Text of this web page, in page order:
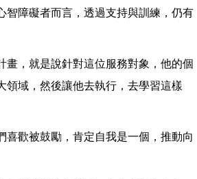
智障礙者而言，透過支持與訓練，仍有
，就是說針對這位服務對象，他的個
領域，然後讓他去執行，去學習這樣
歡被鼓勵，肯定自我是一個，推動向